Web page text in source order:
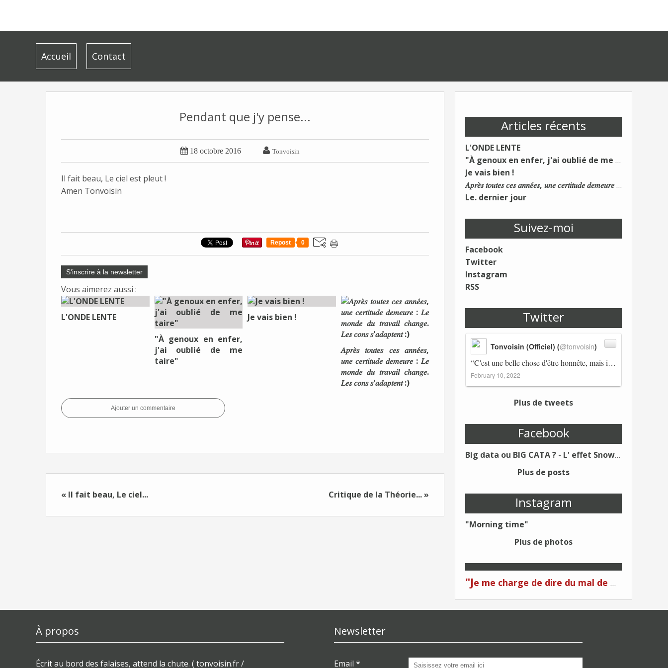
Accueil Contact
Articles récents
L'ONDE LENTE
"À genoux en enfer, j'ai oublié de me taire"
Je vais bien !
𝐴𝑝𝑟𝑒̀𝑠 𝑡𝑜𝑢𝑡𝑒𝑠 𝑐𝑒𝑠 𝑎𝑛𝑛𝑒́𝑒𝑠, 𝑢𝑛𝑒 𝑐𝑒𝑟𝑡𝑖𝑡𝑢𝑑𝑒 𝑑𝑒𝑚𝑒𝑢𝑟𝑒 : 𝐿𝑒 𝑚𝑜𝑛𝑑𝑒 𝑑𝑢 𝑡𝑟𝑎𝑣𝑎𝑖𝑙 𝑐ℎ𝑎𝑛𝑔𝑒. 𝐿𝑒𝑠 𝑐𝑜𝑛𝑠 𝑠'𝑎𝑑𝑎𝑝𝑡𝑒𝑛𝑡 :)
Le. dernier jour
Suivez-moi
Facebook
Twitter
Instagram
RSS
Twitter
“C'est une belle chose d'être honnête, mais il est également important d'avoir raison.” Winston Churchill Réplico…
Tonvoisin (Officiel) (@tonvoisin)
February 10, 2022
Plus de tweets
Facebook
Big data ou BIG CATA ? - L' effet Snowden - Editions Kawa - Un Éditeur différent !
Plus de posts
Instagram
"Morning time"
Plus de photos
"Je me charge de dire du mal de moi... Quand on me critique... C'est du plagiat ! "
Pendant que j'y pense...
 18 octobre 2016  Tonvoisin
Il fait beau, Le ciel est pleut !
Amen Tonvoisin
Repost 0
S'inscrire à la newsletter
Vous aimerez aussi :
L'ONDE LENTE
"À genoux en enfer,
j'ai oublié de me
taire"
Je vais bien !
𝐴𝑝𝑟𝑒̀𝑠 𝑡𝑜𝑢𝑡𝑒𝑠 𝑐𝑒𝑠 𝑎𝑛𝑛𝑒́𝑒𝑠,
𝑢𝑛𝑒 𝑐𝑒𝑟𝑡𝑖𝑡𝑢𝑑𝑒 𝑑𝑒𝑚𝑒𝑢𝑟𝑒 : 𝐿𝑒
𝑚𝑜𝑛𝑑𝑒 𝑑𝑢 𝑡𝑟𝑎𝑣𝑎𝑖𝑙 𝑐ℎ𝑎𝑛𝑔𝑒.
𝐿𝑒𝑠 𝑐𝑜𝑛𝑠 𝑠'𝑎𝑑𝑎𝑝𝑡𝑒𝑛𝑡 :)
Ajouter un commentaire
« Il fait beau, Le ciel... Critique de la Théorie... »
À propos
Écrit au bord des falaises, attend la chute. ( tonvoisin.fr /
Newsletter
Email